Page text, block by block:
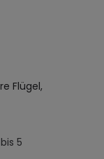
Flügel,
5